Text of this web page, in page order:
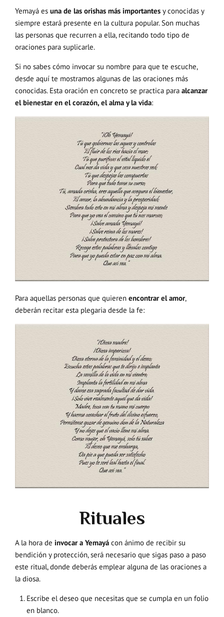
Yemayá es una de las orishas más importantes y conocidas y
siempre estará presente en la cultura popular. Son muchas
las personas que recurren a ella, recitando todo tipo de
oraciones para suplicarle.
Si no sabes cómo invocar su nombre para que te escuche,
desde aquí te mostramos algunas de las oraciones más
conocidas. Esta oración en concreto se practica para alcanzar
el bienestar en el corazón, el alma y la vida:
Para aquellas personas que quieren encontrar el amor,
deberán recitar esta plegaria desde la fe:
Rituales
A la hora de invocar a Yemayá con ánimo de recibir su
bendición y protección, será necesario que sigas paso a paso
este ritual, donde deberás emplear alguna de las oraciones a
la diosa.
Escribe el deseo que necesitas que se cumpla en un folio
en blanco.